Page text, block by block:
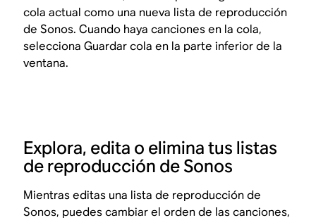
cola actual como una nueva lista de reproducción
de Sonos. Cuando haya canciones en la cola,
selecciona Guardar cola en la parte inferior de la
ventana.
Explora, edita o elimina tus listas
de reproducción de Sonos
Mientras editas una lista de reproducción de
Sonos, puedes cambiar el orden de las canciones,